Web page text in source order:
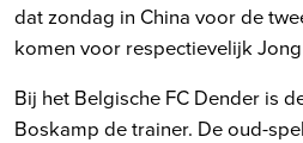
dat zondag in China voor de
komen voor respectievelijk
Bij het Belgische FC Dender is
Boskamp de trainer. De oud-